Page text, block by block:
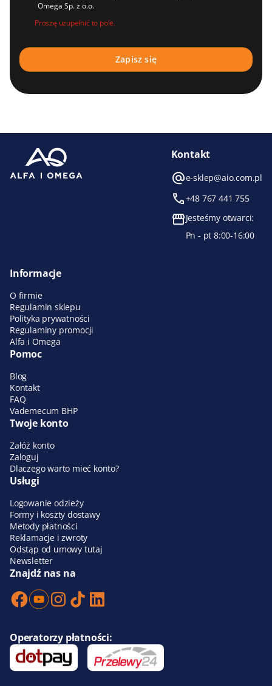
Omega Sp. z o.o.
Proszę uzupełnić to pole.
Kontakt
e-sklep@aio.com.pl
+48 767 441 755
Jesteśmy otwarci:
Pn - pt 8:00-16:00
Informacje
O firmie
Regulamin sklepu
Polityka prywatności
Regulaminy promocji
Alfa i Omega
Pomoc
Blog
Kontakt
FAQ
Vademecum BHP
Twoje konto
Załóż konto
Zaloguj
Dlaczego warto mieć konto?
Usługi
Logowanie odzieży
Formy i koszty dostawy
Metody płatności
Reklamacje i zwroty
Odstąp od umowy tutaj
Newsletter
Znajdź nas na
Operatorzy płatności: